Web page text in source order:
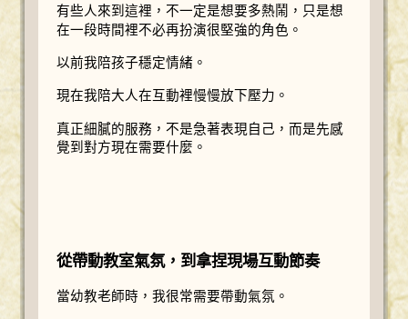
有些人來到這裡，不一定是想要多熱鬧，只是想
在一段時間裡不必再扮演很堅強的角色。
以前我陪孩子穩定情緒。
現在我陪大人在互動裡慢慢放下壓力。
真正細膩的服務，不是急著表現自己，而是先感
覺到對方現在需要什麼。
從帶動教室氣氛，到拿捏現場互動節奏
當幼教老師時，我很常需要帶動氣氛。